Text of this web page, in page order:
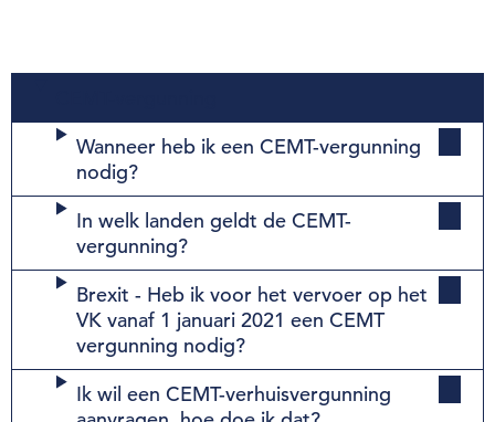
Wanneer heb ik een CEMT-vergunning
nodig?
In welk landen geldt de CEMT-
vergunning?
Brexit - Heb ik voor het vervoer op het
VK vanaf 1 januari 2021 een CEMT
vergunning nodig?
Ik wil een CEMT-verhuisvergunning